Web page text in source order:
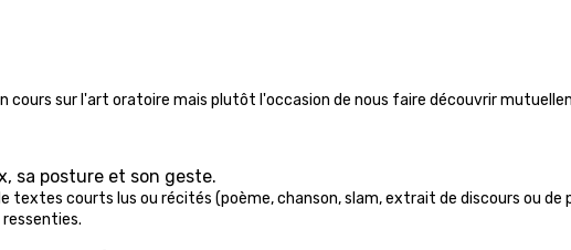
cours sur l'art oratoire mais plutôt l'occasion de nous faire découvrir
sa posture et son geste.
textes courts lus ou récités (poème, chanson, slam, extrait de discours ou